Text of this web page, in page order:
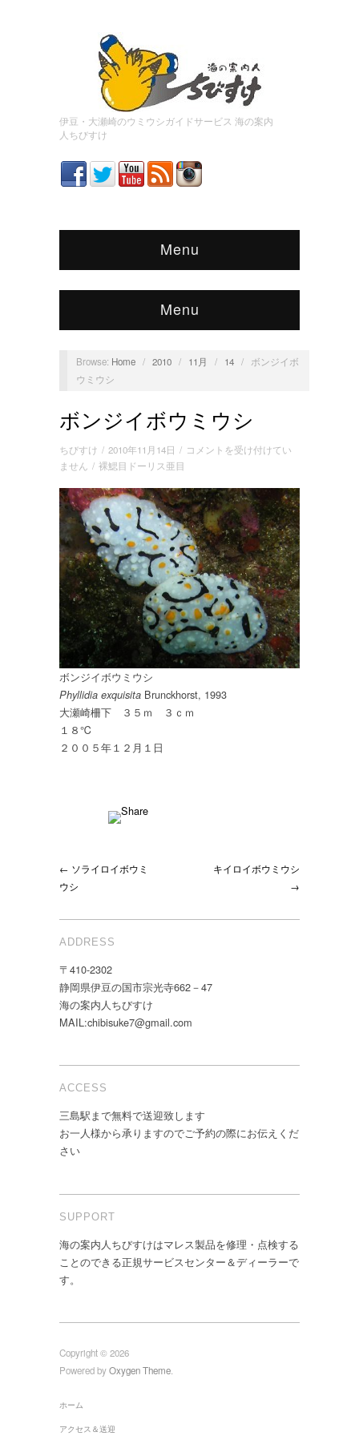
伊豆・大瀬崎のウミウシガイドサービス 海の案内
人ちびすけ
Menu
Menu
Browse: Home / 2010 / 11月 / 14 /
ボンジイボ
ウミウシ
ボンジイボウミウシ
ちびすけ / 2010年11月14日 / ボ
イ
ボ
ウ
ミ
ウ
シ
は
コメントを受け付けてい
ません / 裸鰓目ドーリス亜目
ボンジイボウミウシ
Phyllidia exquisita Brunckhorst, 1993
大瀬崎柵下 ３５ｍ ３ｃｍ
１８℃
２００５年１２月１日
← ソライロイボウミ
ウシ
キイロイボウミウシ
→
ADDRESS
〒410-2302
静岡県伊豆の国市宗光寺662－47
海の案内人ちびすけ
MAIL:chibisuke7@gmail.com
ACCESS
三島駅まで無料で送迎致します
お一人様から承りますのでご予約の際にお伝えくだ
さい
SUPPORT
海の案内人ちびすけはマレス製品を修理・点検する
ことのできる正規サービスセンター＆ディーラーで
す。
Copyright © 2026
Powered byOxygen Theme
ホーム
アクセス＆送迎